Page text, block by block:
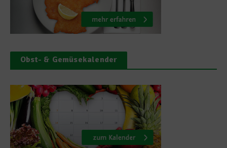
Obst- & Gemüsekalender